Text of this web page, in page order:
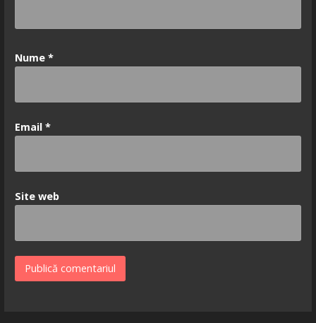
Nume *
Email *
Site web